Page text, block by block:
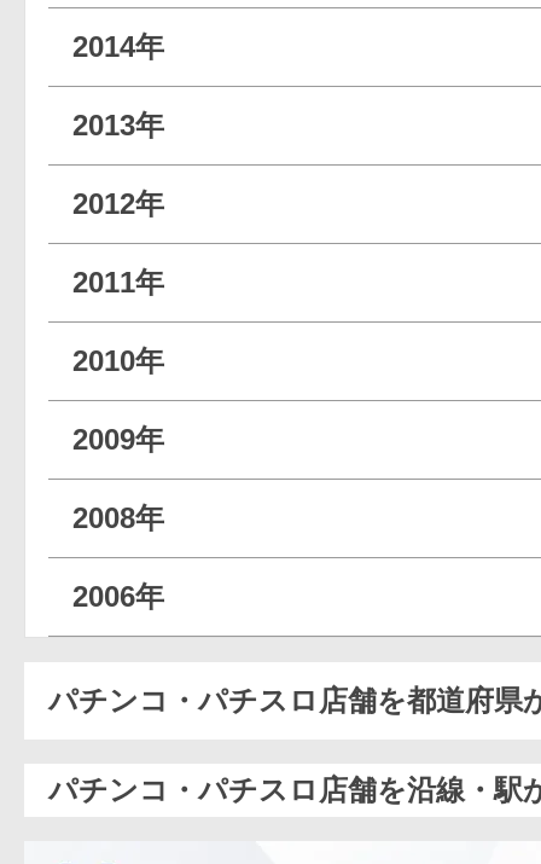
2014年
2013年
2012年
2011年
2010年
2009年
2008年
2006年
パチンコ・パチスロ店舗を都道府県
パチンコ・パチスロ店舗を沿線・駅